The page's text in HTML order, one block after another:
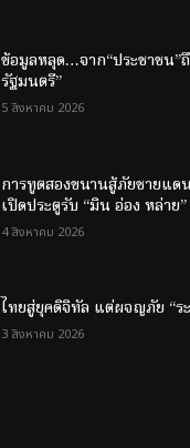
ข้อมูลหลุด…จาก“ประชาชน”
รัฐมนตรี”
5 สิงหาคม 2026
การทูตสองขนานสู้ภัยชายแ
เปิดประตูรับ “มิน อ่อง หล่าย”
4 สิงหาคม 2026
ไทยสู่ยุคดิจิทัล แต่ผจญภัย “ร
3 สิงหาคม 2026